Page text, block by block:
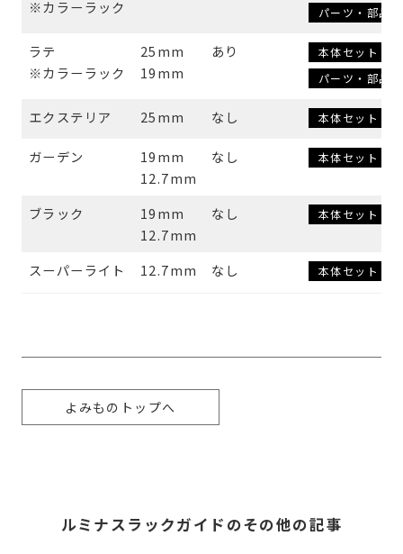
※カラーラック パーツ・部品
ラテ
※カラーラック
25mm
19mm
あり
本体セット
パーツ・部品
エクステリア 25mm なし 本体セット
ガーデン
19mm
12.7mm
なし 本体セット
ブラック
19mm
12.7mm
なし 本体セット
スーパーライト 12.7mm なし 本体セット
よみものトップへ
ルミナスラックガイドのその他の記事